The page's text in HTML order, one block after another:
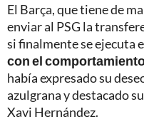
El Barça, que tiene de
enviar al PSG la
si finalmente se ejecuta
con el
había expresado su
azulgrana y destacado
Xavi Hernández.